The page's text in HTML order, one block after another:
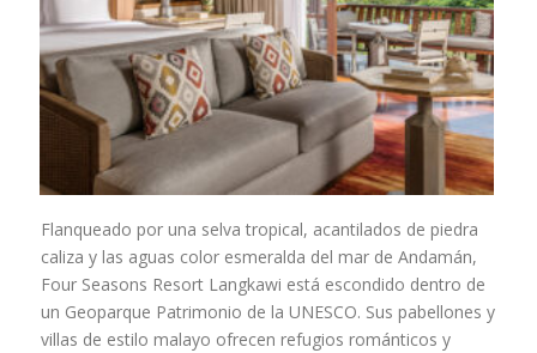
Flanqueado por una selva tropical, acantilados de piedra
caliza y las aguas color esmeralda del mar de Andamán,
Four Seasons Resort Langkawi está escondido dentro de
un Geoparque Patrimonio de la UNESCO. Sus pabellones y
villas de estilo malayo ofrecen refugios románticos y